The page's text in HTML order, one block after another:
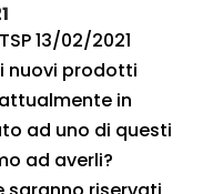
13/02/2021
nuovi prodotti
in
ad uno di questi
ad averli?